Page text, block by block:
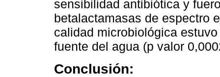
sensibilidad antibiótica y
betalactamasas de espectro
calidad microbiológica
fuente del agua (p valor
Conclusión: